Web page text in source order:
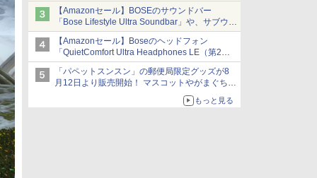
【Amazonセール】BOSEのサウンドバー
「Bose Lifestyle Ultra Soundbar」や、サブウー
ファー「Bose Lifestyle Ultra Subwoofer」など
お買い得！
【Amazonセール】Boseのヘッドフォン
「QuietComfort Ultra Headphones LE（第2世
代）」などお買い得価格で登場
イマーシブオーディオで臨場感ある音楽体験が
楽しめる
「パペットスンスン」の郵便局限定グッズが8
月12日より販売開始！ マスコットやがまぐち、
もっと見る